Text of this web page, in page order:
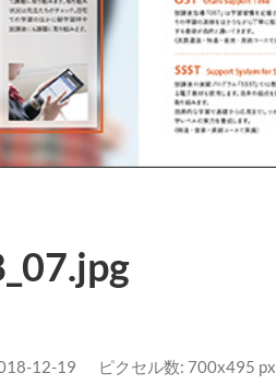
12-19 ピクセル数: 700x495 px